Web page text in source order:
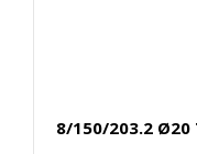
8/150/203.2 Ø20